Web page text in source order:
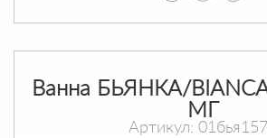
Ванна БЬЯНКА/
МГ
Артикул: